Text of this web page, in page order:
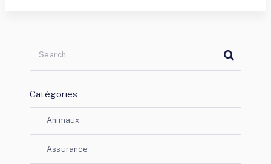
Catégories
Animaux
Assurance